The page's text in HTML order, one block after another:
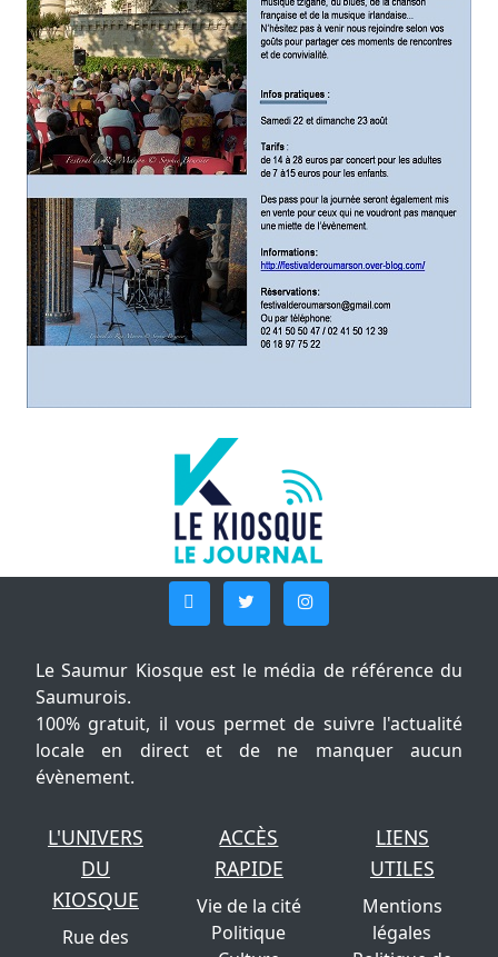
Le Saumur Kiosque est le média de référence du
Saumurois.
100% gratuit, il vous permet de suivre l'actualité
locale en direct et de ne manquer aucun
évènement.
L'UNIVERS
DU
KIOSQUE
Rue des
ACCÈS
RAPIDE
Vie de la cité
Politique
LIENS
UTILES
Mentions
légales